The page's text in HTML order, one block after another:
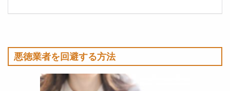
悪徳業者を回避する方法